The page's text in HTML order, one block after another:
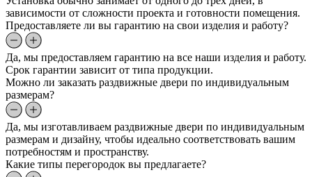
зависимости от сложности проекта и готовности помещения.
Предоставляете ли вы гарантию на свои изделия и работу?
Да, мы предоставляем гарантию на все наши изделия и работу.
Срок гарантии зависит от типа продукции.
Можно ли заказать раздвижные двери по индивидуальным
размерам?
Да, мы изготавливаем раздвижные двери по индивидуальным
размерам и дизайну, чтобы идеально соответствовать вашим
потребностям и пространству.
Какие типы перегородок вы предлагаете?